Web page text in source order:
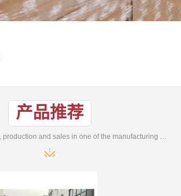
产品推荐
Development, design, production and sales in one of the manufacturing enterprises